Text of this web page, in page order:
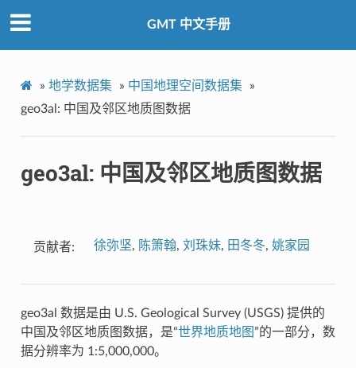
GMT 中文手册
» 地学数据集 » 中国地理空间数据集
»
geo3al: 中国及邻区地质图数据
geo3al: 中国及邻区地质图数据
贡献者 徐弥坚, 陈箫翰, 刘珠妹, 田冬冬, 姚家园
geo3al 数据是由 U.S. Geological Survey (USGS) 提供的
中国及邻区地质图数据，是“世界地质地图 ”的一部分，数
据分辨率为 1:5,000,000。